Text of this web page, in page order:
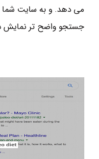
می دهد. و به سایت شما
جستجو واضح تر نمایش